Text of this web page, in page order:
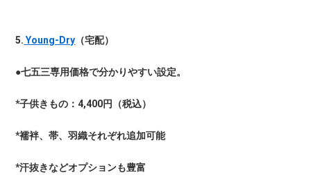
5. Young-Dry （宅配）
●七五三専用価格で分かりやすい設定。
*子供きもの：4,400円（税込）
*襦袢、帯、羽織それぞれ追加可能
*汗抜きなどオプションも豊富